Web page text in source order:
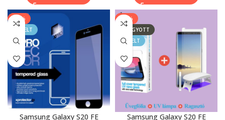
-22%
KIEMELT
Samsung Galaxy S20 FE
-60%
ELFOGYOTT
KIEMELT
Samsung Galaxy S20 FE